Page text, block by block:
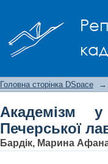
на початку ХХІ
Головна сторінка DSpace →
Академізм
Печерської
Бардік, Марина